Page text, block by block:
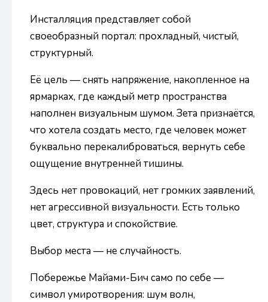
Инсталляция представляет собой
своеобразный портал: прохладный, чистый,
структурный.
Её цель — снять напряжение, накопленное на
ярмарках, где каждый метр пространства
наполнен визуальным шумом. Зета признаётся,
что хотела создать место, где человек может
буквально перекалиброваться, вернуть себе
ощущение внутренней тишины.
Здесь нет провокаций, нет громких заявлений,
нет агрессивной визуальности. Есть только
цвет, структура и спокойствие.
Выбор места — не случайность.
Побережье Майами-Бич само по себе —
символ умиротворения: шум волн,